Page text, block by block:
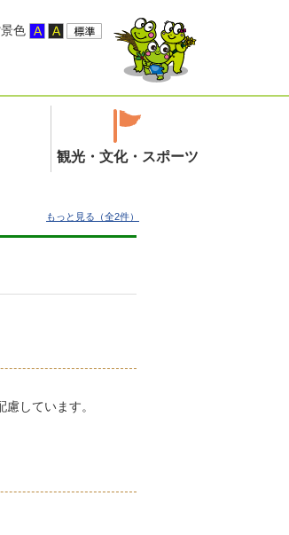
色
観光・文化・スポーツ
もっと見る（全2件）
しています。